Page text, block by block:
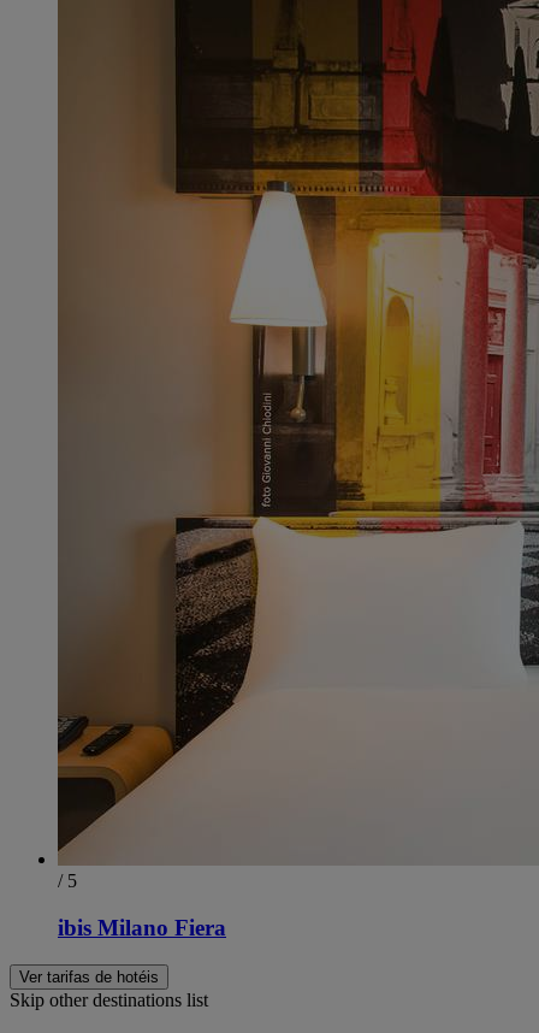
/ 5
ibis Milano Fiera
Ver tarifas de hotéis
Skip other destinations list